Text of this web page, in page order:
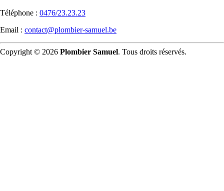
Téléphone : 0476/23.23.23
Email : contact@plombier-samuel.be
Copyright © 2026 Plombier Samuel. Tous droits réservés.